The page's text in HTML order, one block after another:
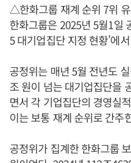
△한화그룹 재계 순위 7위
한화그룹은 2025년 5월1일
5 대기업집단 지정 현황’에
공정위는 매년 5월 전년도
조 원이 넘는 대기업집단을
면서 각 기업집단의 경영실
이는 보통 재계 순위로 간주
공정위가 집계한 한화그룹